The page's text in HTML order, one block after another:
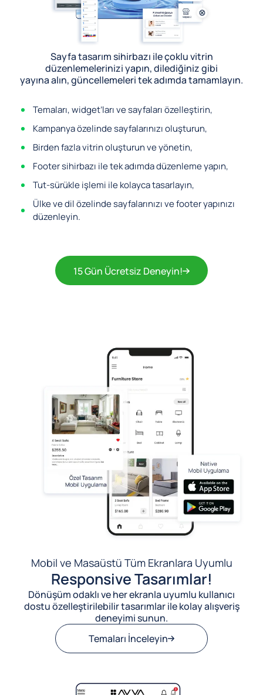
Sayfa tasarım sihirbazı ile çoklu vitrin
düzenlemelerinizi yapın, dilediğiniz gibi
yayına alın, güncellemeleri tek adımda tamamlayın.
Temaları, widget’ları ve sayfaları özelleştirin,
Kampanya özelinde sayfalarınızı oluşturun,
Birden fazla vitrin oluşturun ve yönetin,
Footer sihirbazı ile tek adımda düzenleme yapın,
Tut-sürükle işlemi ile kolayca tasarlayın,
Ülke ve dil özelinde sayfalarınızı ve footer yapınızı
düzenleyin.
15 Gün Ücretsiz Deneyin!
Mobil ve Masaüstü Tüm Ekranlara Uyumlu
Responsive Tasarımlar!
Dönüşüm odaklı ve her ekranla uyumlu kullanıcı
dostu özelleştirilebilir tasarımlar ile kolay alışveriş
deneyimi sunun.
Temaları İnceleyin